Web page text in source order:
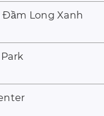
Đầm Long Xanh